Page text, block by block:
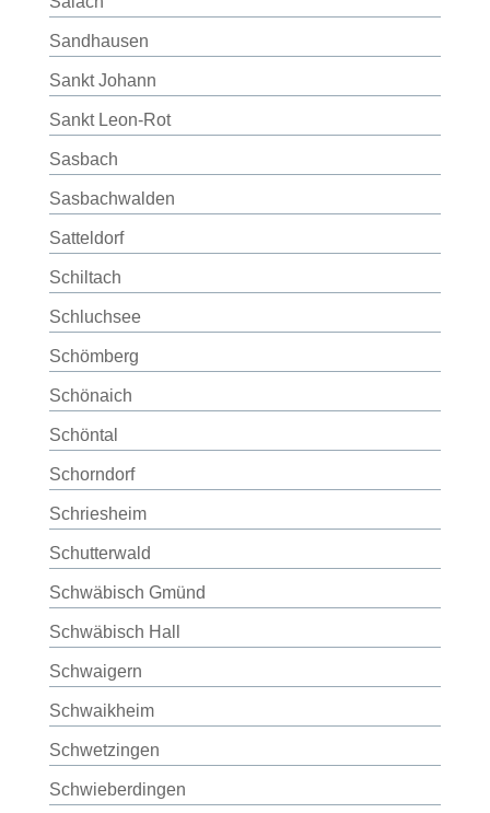
Sandhausen
Sankt Johann
Sankt Leon-Rot
Sasbach
Sasbachwalden
Satteldorf
Schiltach
Schluchsee
Schömberg
Schönaich
Schöntal
Schorndorf
Schriesheim
Schutterwald
Schwäbisch Gmünd
Schwäbisch Hall
Schwaigern
Schwaikheim
Schwetzingen
Schwieberdingen